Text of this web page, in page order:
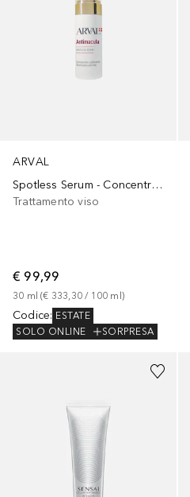
ARVAL
Spotless Serum - Concentrato Schiarente Illuminante Anti-Età
Trattamento viso
€ 99,99
30 ml (€ 333,30 / 100 ml )
Codice: ESTATE
SOLO ONLINE
SORPRESA